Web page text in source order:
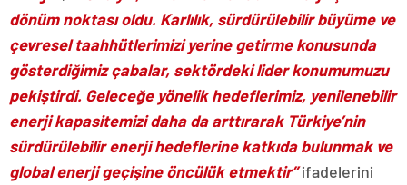
dönüm noktası oldu. Karlılık, sürdürülebilir büyüme ve
çevresel taahhütlerimizi yerine getirme konusunda
gösterdiğimiz çabalar, sektördeki lider konumumuzu
pekiştirdi. Geleceğe yönelik hedeflerimiz, yenilenebilir
enerji kapasitemizi daha da arttırarak Türkiye’nin
sürdürülebilir enerji hedeflerine katkıda bulunmak ve
global enerji geçişine öncülük etmektir”ifadelerini